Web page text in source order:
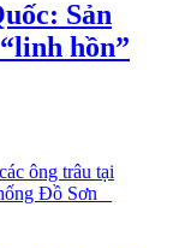
Sản
hồn”